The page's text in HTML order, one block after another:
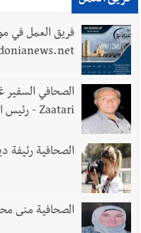
فريق العمل في
Zaatari - رئيس التحرير
الصحافية رئيفة
الصحافية منى